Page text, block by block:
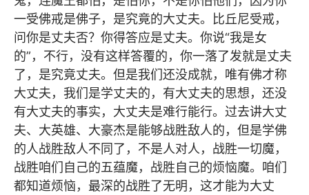
一受佛戒是佛子，是究竟的大丈夫。比丘尼受戒，
问你是丈夫否？你得答应是丈夫。你说“我是女
的”，不行，没有这样答覆的，你一落了发就是丈夫
了，是究竟丈夫。但是我们还没成就，唯有佛才称
大丈夫，我们是学丈夫的，有大丈夫的思想，还没
有大丈夫的事实，大丈夫是难行能行。过去讲大丈
夫、大英雄、大豪杰是能够战胜敌人的，但是学佛
的人战胜敌人不同了，不是人对人，战胜一切魔，
战胜咱们自己的五蕴魔，战胜自己的烦恼魔。咱们
都知道烦恼，最深的战胜了无明，这才能为大丈